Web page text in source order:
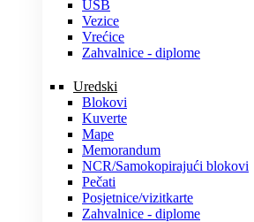
USB
Vezice
Vrećice
Zahvalnice - diplome
Uredski
Blokovi
Kuverte
Mape
Memorandum
NCR/Samokopirajući blokovi
Pečati
Posjetnice/vizitkarte
Zahvalnice - diplome